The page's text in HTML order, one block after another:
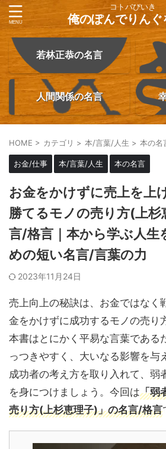
コトバびいき
俺のぽんでりんぐ
若林正恭の名言
人間関係の名言
HOME > カテゴリ > 本/言葉/人生 > 本の名
お金/仕事 本/言葉/人生 本の名言
お金をかけずに売上を上
勝てるモノの売り方(上杉
言/格言｜本から学ぶ人生
めの短い名言/言葉の力
2023年11月24日
売上向上の秘訣は、お金ではなく
金をかけずに成功するモノの売り
本書はとにかく平易な言葉である
っつきやすく、大いなる影響を与
成功者の考え方を取り入れて、弱
を身につけましょう。今回は「弱
売り方(上杉恵理子)」の名言/格言